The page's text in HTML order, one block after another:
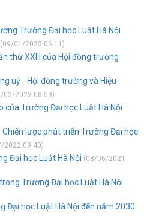
Trường Đại học Luật Hà Nội
(09/01/2025 06:11)
thứ XXIII của Hội đồng trường
uỷ - Hội đồng trường và Hiệu
02/2023 08:59)
của Trường Đại học Luật Hà Nội
Chiến lược phát triển Trường Đại học
2022 09:40)
Đại học Luật Hà Nội (08/06/2021
Trường Đại học Luật Hà Nội
Đại học Luật Hà Nội đến năm 2030